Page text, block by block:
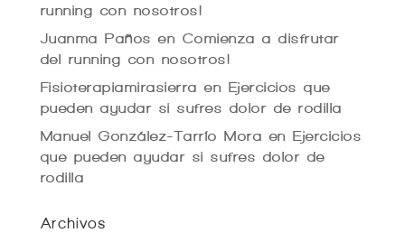
running con nosotros!
Juanma Paños en Comienza a disfrutar
del running con nosotros!
Fisioterapiamirasierra en Ejercicios que
pueden ayudar si sufres dolor de rodilla
Manuel González-Tarrío Mora enEjercicios
que pueden ayudar si sufres dolor de
rodilla
Archivos